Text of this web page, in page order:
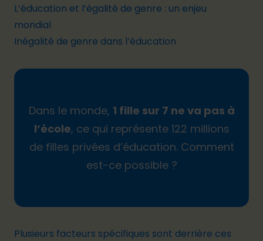
L’éducation et l’égalité de genre : un enjeu
mondial
Inégalité de genre dans l’éducation
Dans le monde, 1 fille sur 7 ne va pas à
l’école, ce qui représente 122 millions
de filles privées d’éducation. Comment
est-ce possible ?
Plusieurs facteurs spécifiques sont derrière ces